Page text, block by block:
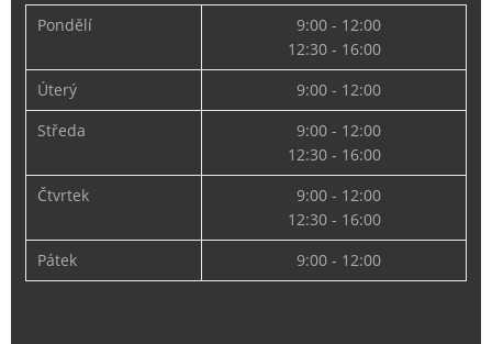
Pondělí
9:00 - 12:00
12:30 - 16:00
Úterý
9:00 - 12:00
Středa
9:00 - 12:00
12:30 - 16:00
Čtvrtek
9:00 - 12:00
12:30 - 16:00
Pátek
9:00 - 12:00